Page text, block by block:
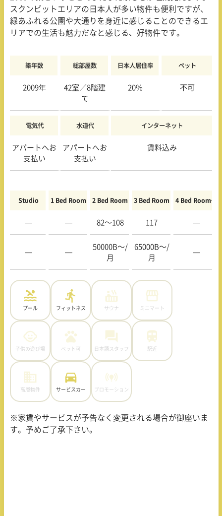
スクンビットエリアの日本人が多い物件も便利ですが、
緑あふれる公園や大通りを身近に感じることのできるエ
リアでの生活も魅力だなと感じる、好物件です。
築年数 総部屋数 日本人居住率 ペット
2009年 42室 ／8階建
て
20% 不可
電気代 水道代 インターネット
アパートへお
支払い
アパートへお
支払い
賃料込み
Studio 1 Bed Room 2 Bed Room 3 Bed Room 4 Bed Room〜
— — 82〜108 117 —
— —
50000B〜/
月
65000B〜/
月
—
プール フィットネス サウナ ミニマート
子供の遊び場 ペット可 日本語スタッフ 駅近
高層物件 サービスカー プロモーション
※家賃やサービスが予告なく変更される場合が御座いま
す。予めご了承下さい。